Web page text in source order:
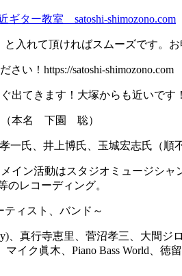
ギター教室 satoshi-shimozono.com
入れて頂ければスムーズです。
い！https://satoshi-shimozono.com
出てきます！大塚からも近いです！
本名 下園 聡）
氏、井上博氏、玉城宏志氏（順
ン活動はスタジオミュージシ
のレコーディング。
ティスト、バンド～
真行寺恵里、菅沼孝三、大間
イク眞木、Piano Bass World、徳